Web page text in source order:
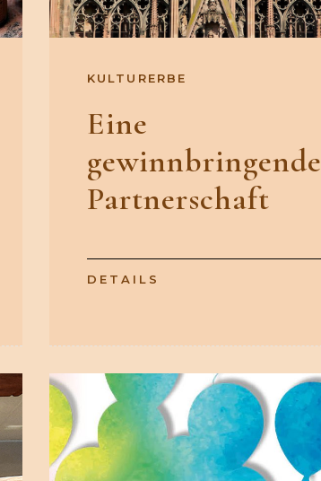
KULTURERBE
Eine
gewinnbringende
Partnerschaft
DETAILS